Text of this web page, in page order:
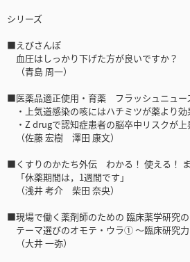
シリーズ
■えびさんぽ
血圧はしっかり下げた方が良いですか？
（青島 周一）
■医薬品適正使用・育薬 フラッシュニュー
・上気道感染の咳にはハチミツが薬より効
・Z drugで認知症患者の脳卒中リスクが上
（佐藤 宏樹 澤田 康文）
■くすりのかたち外伝 わかる！ 使える！ ま
「休薬期間は，1週間です」
（浅井 考介 柴田 奈央）
■現場で働く薬剤師のための 臨床薬学研究
テーマ選びのオモテ・ウラ① ～臨床研究
（大井 一弥）